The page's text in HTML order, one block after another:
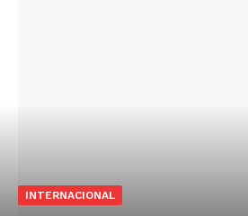
INTERNACIONAL